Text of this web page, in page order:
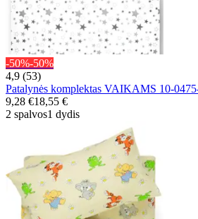
-50%-50%
4,9 (53)
Patalynės komplektas VAIKAMS 10-
9,28 €18,55 €
2 spalvos1 dydis